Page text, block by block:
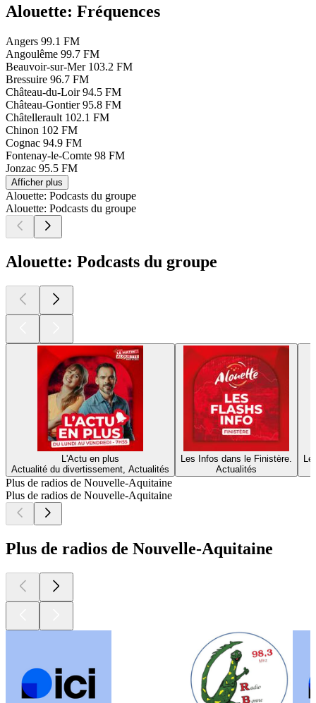
Alouette: Fréquences
Angers 99.1 FM
Angoulême 99.7 FM
Beauvoir-sur-Mer 103.2 FM
Bressuire 96.7 FM
Château-du-Loir 94.5 FM
Château-Gontier 95.8 FM
Châtellerault 102.1 FM
Chinon 102 FM
Cognac 94.9 FM
Fontenay-le-Comte 98 FM
Jonzac 95.5 FM
Afficher plus
Alouette: Podcasts du groupe
Alouette: Podcasts du groupe
Alouette: Podcasts du groupe
L'Actu en plus
Actualité du divertissement, Actualités
Les Infos dans le Finistère.
Actualités
Plus de radios de Nouvelle-Aquitaine
Plus de radios de Nouvelle-Aquitaine
Plus de radios de Nouvelle-Aquitaine